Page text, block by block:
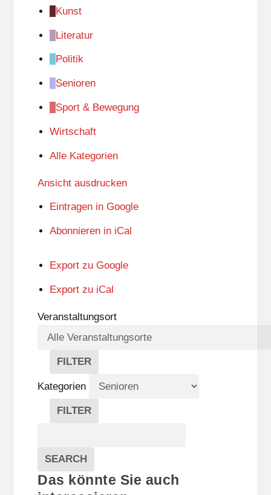
Kunst
Literatur
Politik
Senioren
Sport & Bewegung
Wirtschaft
Alle Kategorien
Ansicht ausdrucken
Eintragen in Google
Abonnieren in iCal
Export zu Google
Export zu iCal
Veranstaltungsort
FILTER
V
E
R
A
A
L
T
Kategorien
FILTER
E
G
O
Veranstaltungen
SEARCH
Das könnte Sie auch